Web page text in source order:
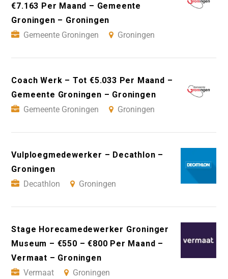
€7.163 Per Maand – Gemeente
Groningen – Groningen
Gemeente Groningen
Groningen
Coach Werk – Tot €5.033 Per Maand –
Gemeente Groningen – Groningen
Gemeente Groningen
Groningen
Vulploegmedewerker – Decathlon –
Groningen
Decathlon
Groningen
Stage Horecamedewerker Groninger
Museum – €550 – €800 Per Maand –
Vermaat – Groningen
Vermaat
Groningen